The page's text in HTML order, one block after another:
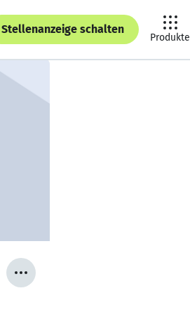
Stellenanzeige schalten
Produkte